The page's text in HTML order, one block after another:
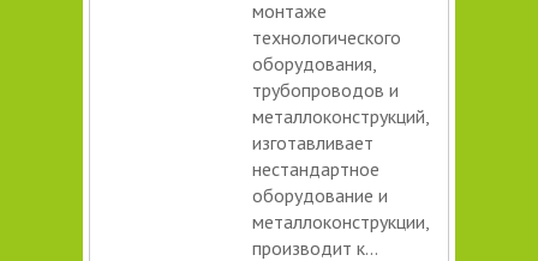
монтаже
технологического
оборудования,
трубопроводов и
металлоконструкций,
изготавливает
нестандартное
оборудование и
металлоконструкции,
производит к...